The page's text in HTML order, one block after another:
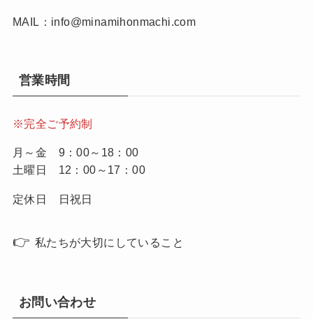
MAIL：info@minamihonmachi.com
営業時間
※完全ご予約制
月～金 9：00～18：00
土曜日 12：00～17：00
定休日 日祝日
👉 私たちが大切にしていること
お問い合わせ